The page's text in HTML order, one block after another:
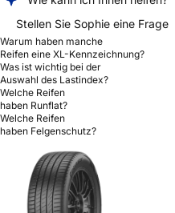
Stellen Sie Sophie eine Frage
Warum haben manche
Reifen eine XL-Kennzeichnung?
Was ist wichtig bei der
Auswahl des Lastindex?
Welche Reifen
haben Runflat?
Welche Reifen
haben Felgenschutz?